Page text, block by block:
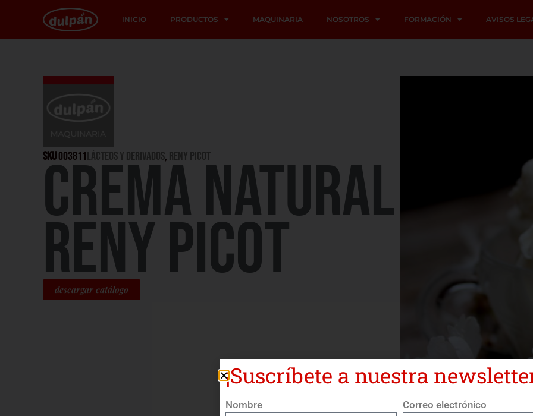
INICIO PRODUCTOS MAQUINARIA NOSOTROS FORMACIÓN AVISOS
SKU003811LÁCTEOS Y DERIVADOS, RENY PICOT
CREMA NATURAL
RENY PICOT
descargar catálogo
¡Suscríbete a nuestra
Nombre Correo electrónico